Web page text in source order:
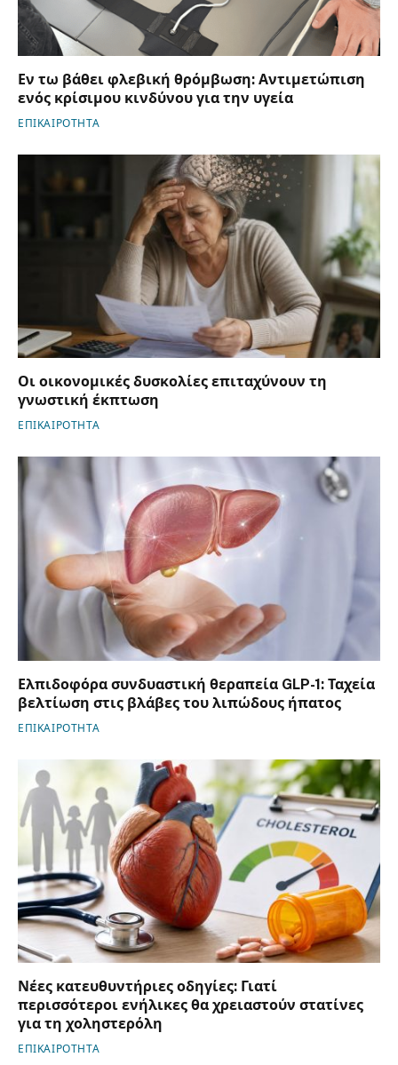
Εν τω βάθει φλεβική θρόμβωση: Αντιμετώπιση
ενός κρίσιμου κινδύνου για την υγεία
ΕΠΙΚΑΙΡΟΤΗΤΑ
Οι οικονομικές δυσκολίες επιταχύνουν τη
γνωστική έκπτωση
ΕΠΙΚΑΙΡΟΤΗΤΑ
Ελπιδοφόρα συνδυαστική θεραπεία GLP-1: Ταχεία
βελτίωση στις βλάβες του λιπώδους ήπατος
ΕΠΙΚΑΙΡΟΤΗΤΑ
Νέες κατευθυντήριες οδηγίες: Γιατί
περισσότεροι ενήλικες θα χρειαστούν στατίνες
για τη χοληστερόλη
ΕΠΙΚΑΙΡΟΤΗΤΑ